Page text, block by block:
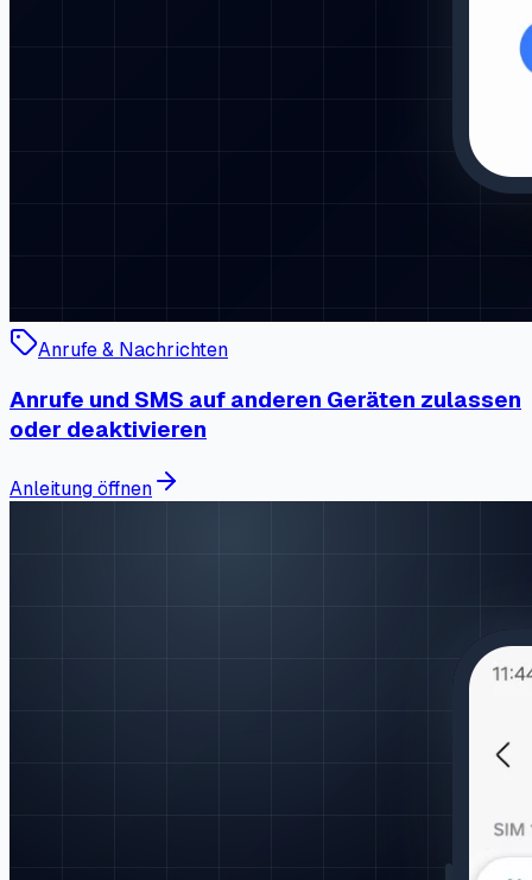
Anrufe & Nachrichten
Anrufe und SMS auf anderen Geräten zulassen
oder deaktivieren
Anleitung öffnen